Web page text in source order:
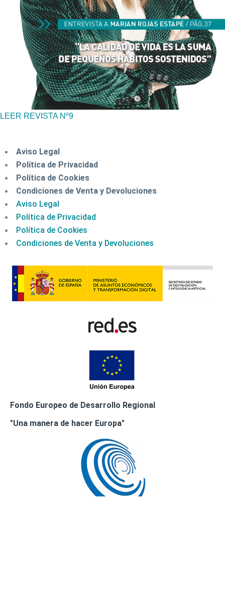
LEER REVISTA Nº9
Aviso Legal
Política de Privacidad
Política de Cookies
Condiciones de Venta y Devoluciones
Aviso Legal
Política de Privacidad
Política de Cookies
Condiciones de Venta y Devoluciones
Fondo Europeo de Desarrollo Regional
"Una manera de hacer Europa"